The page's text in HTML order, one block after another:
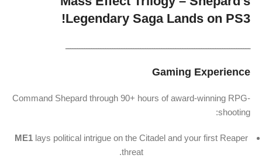
Legendary Saga Lands on PS3!
ـــــــــــــــــــــــــــــــــــــــــــــــــــــــــــــــــــــــــــــــ
Gaming Experience
Command Shepard through 90+ hours ofaward-winning RPG-
shooting:
ME1 lays political intrigue on the Citadel and your first Reaper
threat.